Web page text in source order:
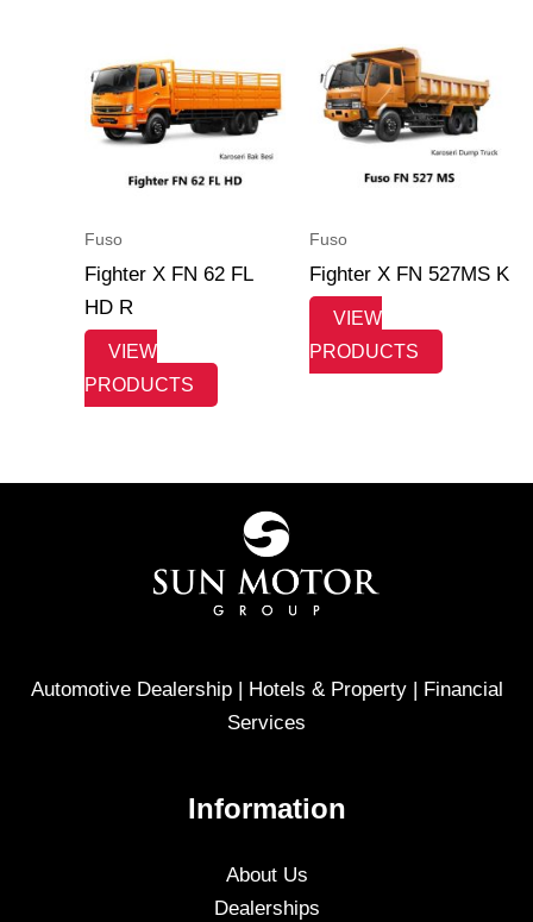
Fuso
Fighter X FN 62 FL
HD R
VIEW
PRODUCTS
Fuso
Fighter X FN 527MS K
VIEW
PRODUCTS
Automotive Dealership | Hotels & Property | Financial
Services
Information
About Us
Dealerships